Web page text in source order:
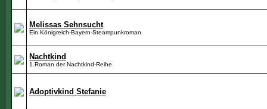
Melissas Sehnsucht
Ein Königreich-Bayern-Steampunkroman
Nachtkind
1.Roman der Nachtkind-Reihe
Adoptivkind Stefanie